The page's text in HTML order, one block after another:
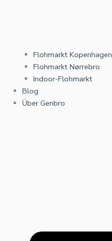
Flohmarkt Kopenhagen
Flohmarkt Nørrebro
Indoor-Flohmarkt
Blog
Über Genbro